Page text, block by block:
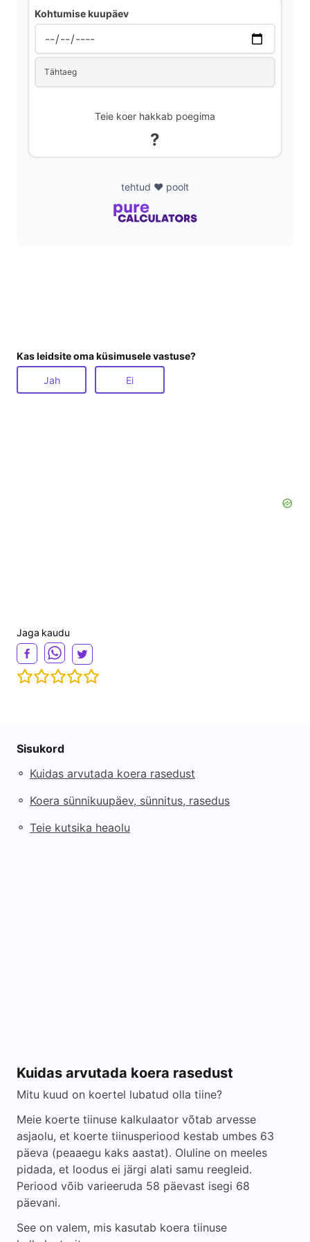
o
Kohtumise kuupäev
Tähtaeg
Teie koer hakkab poegima
?
tehtud ❤️ poolt
Kas leidsite oma küsimusele vastuse?
Jah Ei
Jaga kaudu
Sisukord
◦ Kuidas arvutada koera rasedust
◦ Koera sünnikuupäev, sünnitus, rasedus
◦ Teie kutsika heaolu
Kuidas arvutada koera rasedust
Mitu kuud on koertel lubatud olla tiine?
Meie koerte tiinuse kalkulaator võtab arvesse
asjaolu, et koerte tiinusperiood kestab umbes 63
päeva (peaaegu kaks aastat). Oluline on meeles
pidada, et loodus ei järgi alati samu reegleid.
Periood võib varieeruda 58 päevast isegi 68
päevani.
See on valem, mis kasutab koera tiinuse